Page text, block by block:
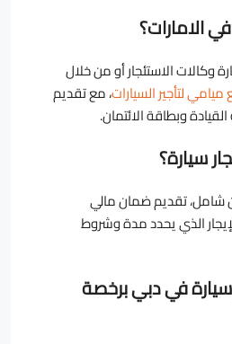
الامارات؟
وكالات الاستئجار أو من خلال
لتأجير السيارات، مع تقديم
وبطاقة الائتمان.
سيارة؟
تقديم ضمان مالي
الذي يحدد مدة وشروط
في دبي برخصة